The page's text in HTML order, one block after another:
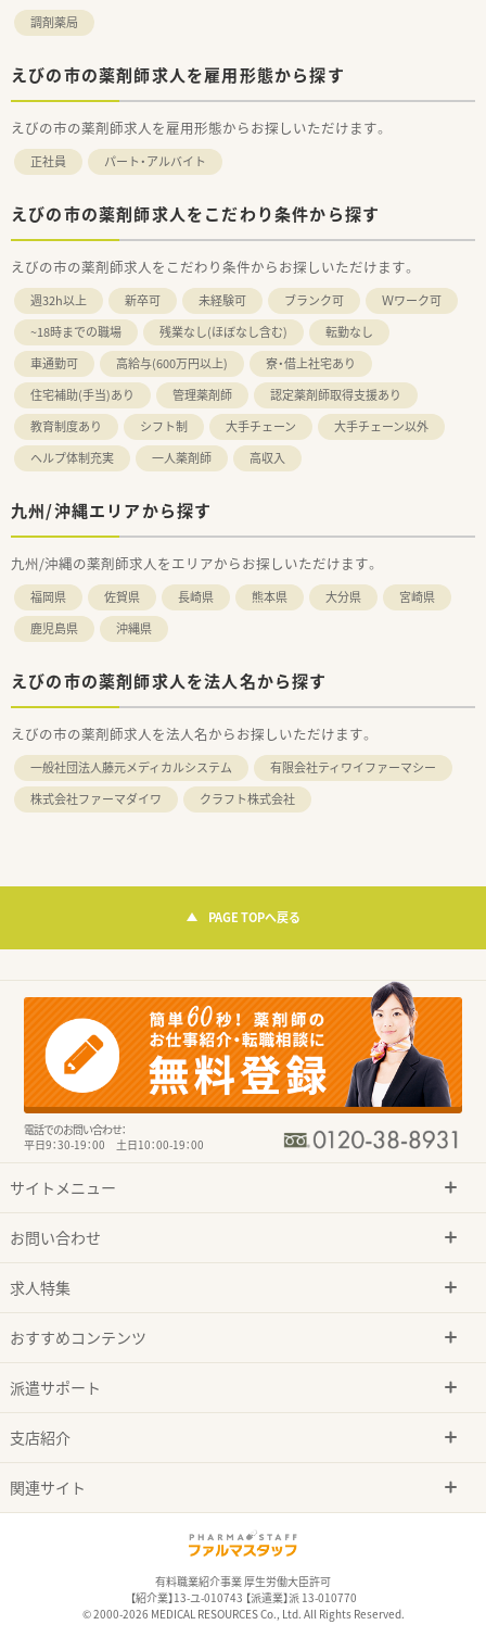
調剤薬局
えびの市の薬剤師求人を雇用形態から探す
えびの市の薬剤師求人を雇用形態からお探しいただけます。
正社員 パート・アルバイト
えびの市の薬剤師求人をこだわり条件から探す
えびの市の薬剤師求人をこだわり条件からお探しいただけます。
週32h以上 新卒可 未経験可 ブランク可
Ｗワーク可
~18時までの職場
残業なし(ほぼなし含む)
転勤なし
車通勤可
高給与(600万円以上)
寮・借上社宅あり
住宅補助(手当)あり
管理薬剤師
認定薬剤師取得支援あり
教育制度あり
シフト制 大手チェーン
大手チェーン以外
ヘルプ体制充実
一人薬剤師 高収入
九州/沖縄エリアから探す
九州/沖縄の薬剤師求人をエリアからお探しいただけます。
福岡県 佐賀県 長崎県 熊本県 大分県
宮崎県
鹿児島県
沖縄県
えびの市の薬剤師求人を法人名から探す
えびの市の薬剤師求人を法人名からお探しいただけます。
一般社団法人藤元メディカルシステム
有限会社ティワイファーマシー
株式会社ファーマダイワ
クラフト株式会社
PAGE TOPへ戻る
電話でのお問い合わせ：
平日9：30-19：00 土日10：00-19：00
サイトメニュー
お問い合わせ
求人特集
おすすめコンテンツ
派遣サポート
支店紹介
関連サイト
有料職業紹介事業 厚生労働大臣許可
【紹介業】13-ユ-010743 【派遣業】派 13-010770
© 2000-2026 MEDICAL RESOURCES Co., Ltd. All Rights Reserved.